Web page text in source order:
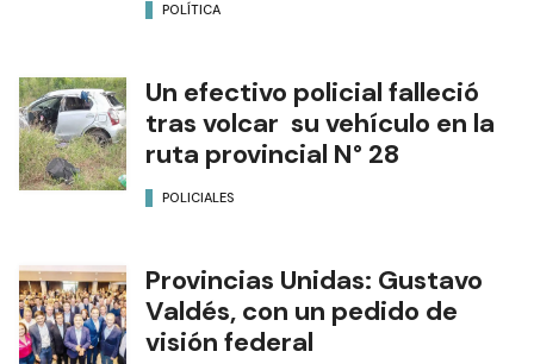
POLÍTICA
Un efectivo policial falleció
tras volcar su vehículo en la
ruta provincial N° 28
POLICIALES
Provincias Unidas: Gustavo
Valdés, con un pedido de
visión federal